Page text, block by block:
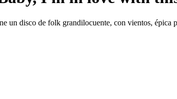
un disco de folk grandilocuente, con vientos, épica